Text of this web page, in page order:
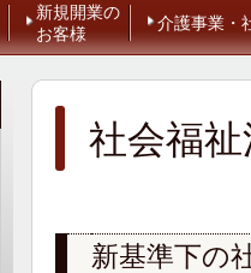
新規開業の
お客様
介護事業・
社会福
新基準下の